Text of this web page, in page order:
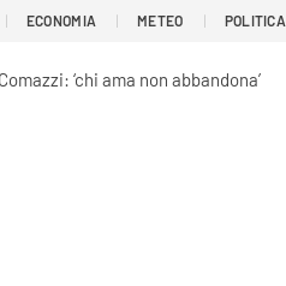
ECONOMIA METEO POLITICA
‘chi ama non abbandona’